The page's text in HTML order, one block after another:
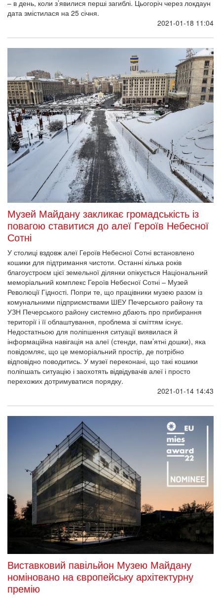
– в день, коли з’явилися перші загиблі. Цьогоріч через локдаун
дата змістилася на 25 січня.
2021-01-18 11:04
Музей Майдану закликає громадськість із
повагою ставитися до алеї Героїв Небесної
Сотні
У столиці вздовж алеї Героїв Небесної Сотні встановлено
кошики для підтримання чистоти. Останні кілька років
благоустроєм цієї земельної ділянки опікується Національний
меморіальний комплекс Героїв Небесної Сотні – Музей
Революції Гідності. Попри те, що працівники музею разом із
комунальними підприємствами ШЕУ Печерського району та
УЗН Печерського району системно дбають про прибирання
території і її облаштування, проблема зі сміттям існує.
Недостатньою для поліпшення ситуації виявилася й
інформаційна навігація на алеї (стенди, пам’ятні дошки), яка
повідомляє, що це меморіальний простір, де потрібно
відповідно поводитись. У музеї переконані, що такі кошики
поліпшать ситуацію і заохотять відвідувачів алеї і просто
перехожих дотримуватися порядку.
2021-01-14 14:43
Виставковий павільйон Музею Майдану
номіновано на європейську архітектурну
премію